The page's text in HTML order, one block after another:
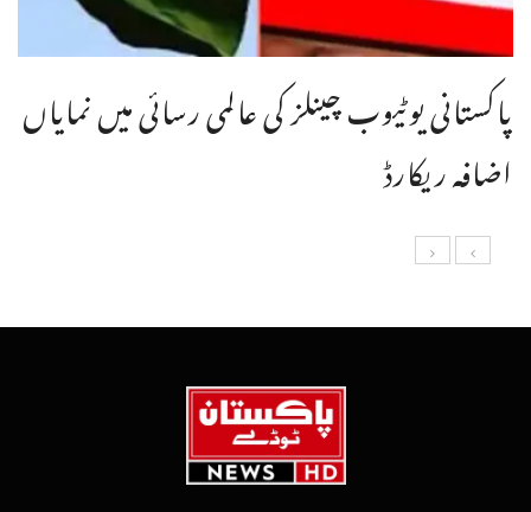
پاکستانی یوٹیوب چینلز کی عالمی رسائی میں نمایاں
اضافہ ریکارڈ